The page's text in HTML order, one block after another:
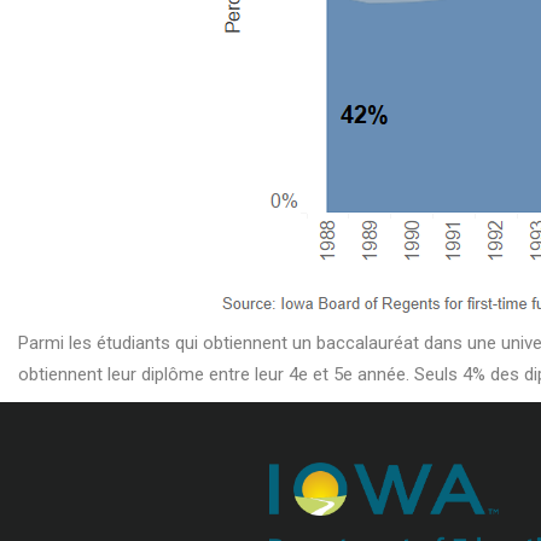
Parmi les étudiants qui obtiennent un baccalauréat dans une
obtiennent leur diplôme entre leur 4e et 5e année. Seuls 4% des